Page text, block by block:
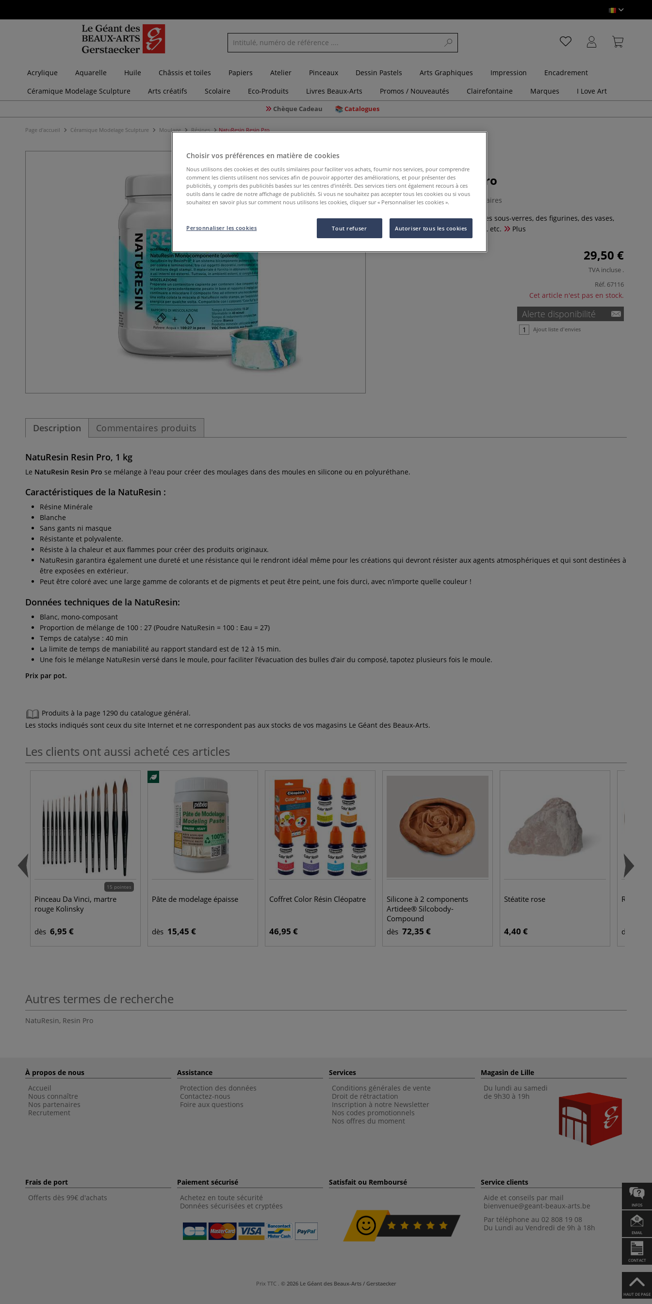
INFOS
EMAIL
CONTACT
HAUT DE PAGE
Acrylique Aquarelle Huile Châssis et toiles Papiers Atelier Pinceaux Dessin Pastels Arts Graphiques Impression
Encadrement
Céramique Modelage Sculpture
Arts créatifs Scolaire Eco-Produits Livres Beaux-Arts Promos / Nouveautés Clairefontaine Marques I Love Art
Chèque Cadeau Catalogues
Page d'accueil Céramique Modelage Sculpture Moulage Résines NatuResin Resin Pro
NatuResin Resin Pro
0 Commentaires
NatuResin est idéal pour créer des sous-verres, des figurines, des vases,
des pots de fleurs, des bougeoirs, etc.
Plus
29,50 €
TVA incluse .
Réf. 67116
Cet article n'est pas en stock.
Alerte disponibilité
Ajout liste d'envies
Description Commentaires produits
NatuResin Resin Pro, 1 kg
Le NatuResin Resin Pro se mélange à l'eau pour créer des moulages dans des moules en silicone ou en polyuréthane.
Caractéristiques de la NatuResin :
Résine Minérale
Blanche
Sans gants ni masque
Résistante et polyvalente.
Résiste à la chaleur et aux flammes pour créer des produits originaux.
NatuResin garantira également une dureté et une résistance qui le rendront idéal même pour les créations qui devront résister aux agents atmosphériques et qui sont destinées à
être exposées en extérieur.
Peut être coloré avec une large gamme de colorants et de pigments et peut être peint, une fois durci, avec n’importe quelle couleur !
Données techniques de la NatuResin:
Blanc, mono-composant
Proportion de mélange de 100 : 27 (Poudre NatuResin = 100 : Eau = 27)
Temps de catalyse : 40 min
La limite de temps de maniabilité au rapport standard est de 12 à 15 min.
Une fois le mélange NatuResin versé dans le moule, pour faciliter l’évacuation des bulles d’air du composé, tapotez plusieurs fois le moule.
Prix par pot.
Produits à la page 1290 du catalogue général.
Les stocks indiqués sont ceux du site Internet et ne correspondent pas aux stocks de vos magasins Le Géant des Beaux-Arts.
Les clients ont aussi acheté ces articles
15 pointes
Pinceau Da Vinci, martre
rouge Kolinsky
dès 6,95 €
Pâte de modelage épaisse
dès 15,45 €
Coffret Color Résin Cléopatre
46,95 €
Silicone à 2 components
Artidee® Silcobody-
Compound
dès 72,35 €
Stéatite rose
4,40 €
Ruban
dès
Autres termes de recherche
NatuResin, Resin Pro
À propos de nous
Accueil
Nous connaître
Nos partenaires
Recrutement
Assistance
Protection des données
Contactez-nous
Foire aux questions
Services
Conditions générales de vente
Droit de rétractation
Inscription à notre Newsletter
Nos codes promotionnels
Nos offres du moment
Magasin de Lille
Du lundi au samedi
de 9h30 à 19h
Frais de port
Offerts dès 99€ d'achats
Paiement sécurisé
Achetez en toute sécurité
Données sécurisées et cryptées
Satisfait ou Remboursé
Service clients
Aide et conseils par mail
bienvenue@geant-beaux-arts.be
Par téléphone au 02 808 19 08
Du Lundi au Vendredi de 9h à 18h
Prix TTC . © 2026 Le Géant des Beaux-Arts / Gerstaecker
Choisir vos préférences en matière de cookies
Nous utilisons des cookies et des outils similaires pour faciliter vos achats, fournir nos services, pour comprendre
comment les clients utilisent nos services afin de pouvoir apporter des améliorations, et pour présenter des
publicités, y compris des publicités basées sur les centres d’intérêt. Des services tiers ont également recours à ces
outils dans le cadre de notre affichage de publicités. Si vous ne souhaitez pas accepter tous les cookies ou si vous
souhaitez en savoir plus sur comment nous utilisons les cookies, cliquer sur « Personnaliser les cookies ».
Tout refuser Autoriser tous les cookies
Personnaliser les cookies